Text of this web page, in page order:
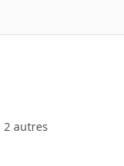
2 autres